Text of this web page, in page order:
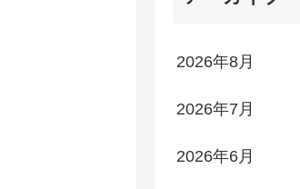
2026年8月
2026年7月
2026年6月